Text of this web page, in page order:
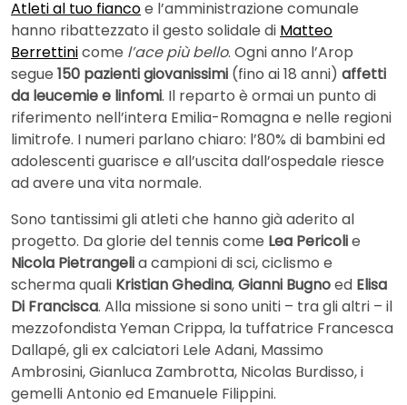
Atleti al tuo fiancoe l’amministrazione comunale
hanno ribattezzato il gesto solidale di Matteo
Berrettinicome l’ace più bello. Ogni anno l’Arop
segue 150 pazienti giovanissimi (fino ai 18 anni) affetti
da leucemie e linfomi. Il reparto è ormai un punto di
riferimento nell’intera Emilia-Romagna e nelle regioni
limitrofe. I numeri parlano chiaro: l’80% di bambini ed
adolescenti guarisce e all’uscita dall’ospedale riesce
ad avere una vita normale.
Sono tantissimi gli atleti che hanno già aderito al
progetto. Da glorie del tennis come Lea Pericolie
Nicola Pietrangelia campioni di sci, ciclismo e
scherma quali Kristian Ghedina,Gianni Bugnoed Elisa
Di Francisca. Alla missione si sono uniti – tra gli altri – il
mezzofondista Yeman Crippa, la tuffatrice Francesca
Dallapé, gli ex calciatori Lele Adani, Massimo
Ambrosini, Gianluca Zambrotta, Nicolas Burdisso, i
gemelli Antonio ed Emanuele Filippini.